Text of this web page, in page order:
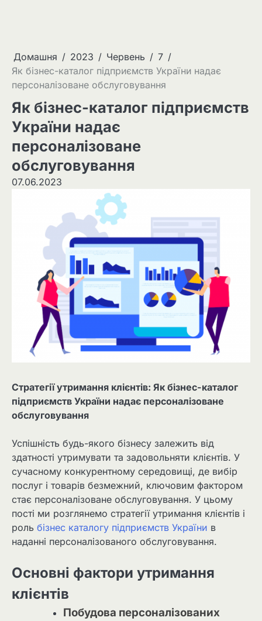
Домашня 2023 Червень
7
Як бізнес-каталог підприємств України надає
персоналізоване обслуговування
Як бізнес-каталог підприємств
України надає
персоналізоване
обслуговування
07.06.2023
Стратегії утримання клієнтів: Як бізнес-каталог
підприємств України надає персоналізоване
обслуговування
Успішність будь-якого бізнесу залежить від
здатності утримувати та задовольняти клієнтів. У
сучасному конкурентному середовищі, де вибір
послуг і товарів безмежний, ключовим фактором
стає персоналізоване обслуговування. У цьому
пості ми розглянемо стратегії утримання клієнтів і
роль бізнес каталогу підприємств України в
наданні персоналізованого обслуговування.
Основні фактори утримання
клієнтів
Побудова персоналізованих